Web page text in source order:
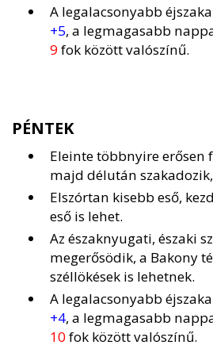
A legalacsonyabb
+5, a legmagasabb
9fok között valószínű.
PÉNTEK
Eleinte többnyire erősen
majd délután
Elszórtan kisebb eső,
eső is lehet.
Az északnyugati, északi
megerősödik, a Bakony
széllökések is lehetnek.
A legalacsonyabb
+4, a legmagasabb
10fok között valószínű.